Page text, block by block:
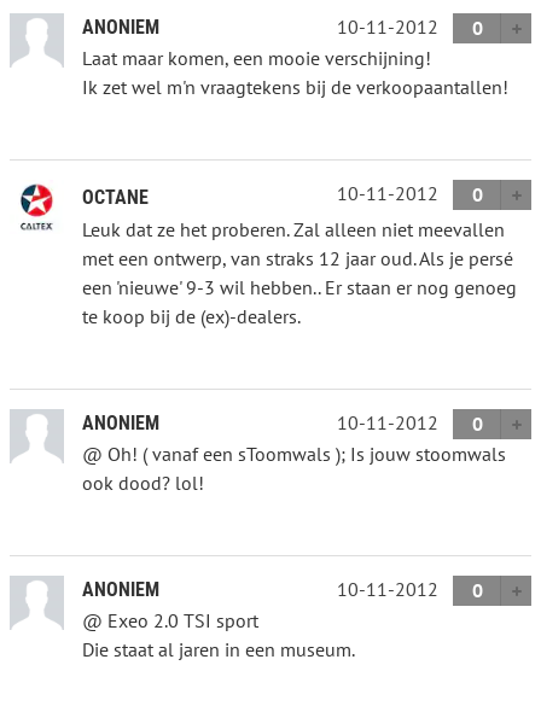
ANONIEM 10-11-2012
0
Laat maar komen, een mooie verschijning!
Ik zet wel m'n vraagtekens bij de verkoopaantallen!
OCTANE 10-11-2012
0
Leuk dat ze het proberen. Zal alleen niet meevallen
met een ontwerp, van straks 12 jaar oud. Als je persé
een 'nieuwe' 9-3 wil hebben.. Er staan er nog genoeg
te koop bij de (ex)-dealers.
ANONIEM 10-11-2012
0
@ Oh! ( vanaf een sToomwals ); Is jouw stoomwals
ook dood? lol!
ANONIEM 10-11-2012
0
@ Exeo 2.0 TSI sport
Die staat al jaren in een museum.